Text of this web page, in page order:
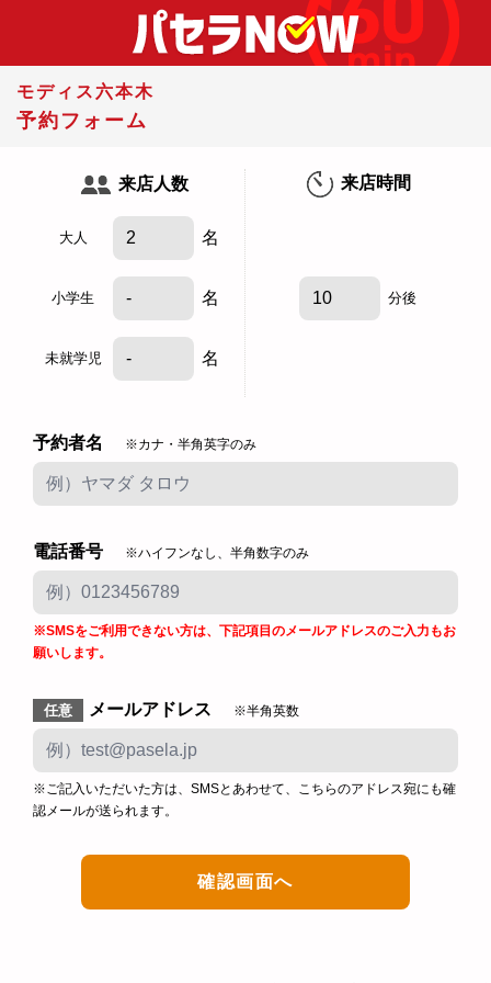
モディス六本木
予約フォーム
来店人数
大人 名
小学生 名
未就学児 名
来店時間
分後
予約者名 ※カナ・半角英字のみ
電話番号 ※ハイフンなし、半角数字のみ
※SMSをご利用できない方は、下記項目のメールアドレスのご入力もお
願いします。
任意 メールアドレス ※半角英数
※ご記入いただいた方は、SMSとあわせて、こちらのアドレス宛にも確
認メールが送られます。